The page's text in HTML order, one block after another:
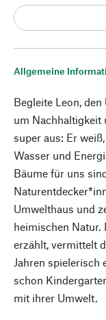
Allgemeine
Begleite Leon,
um Nachhaltigkeit
super aus: Er
Wasser und
Bäume für uns
Umwelthaus und
heimischen
erzählt, vermittelt
Jahren
schon
mit ihrer Umwelt.